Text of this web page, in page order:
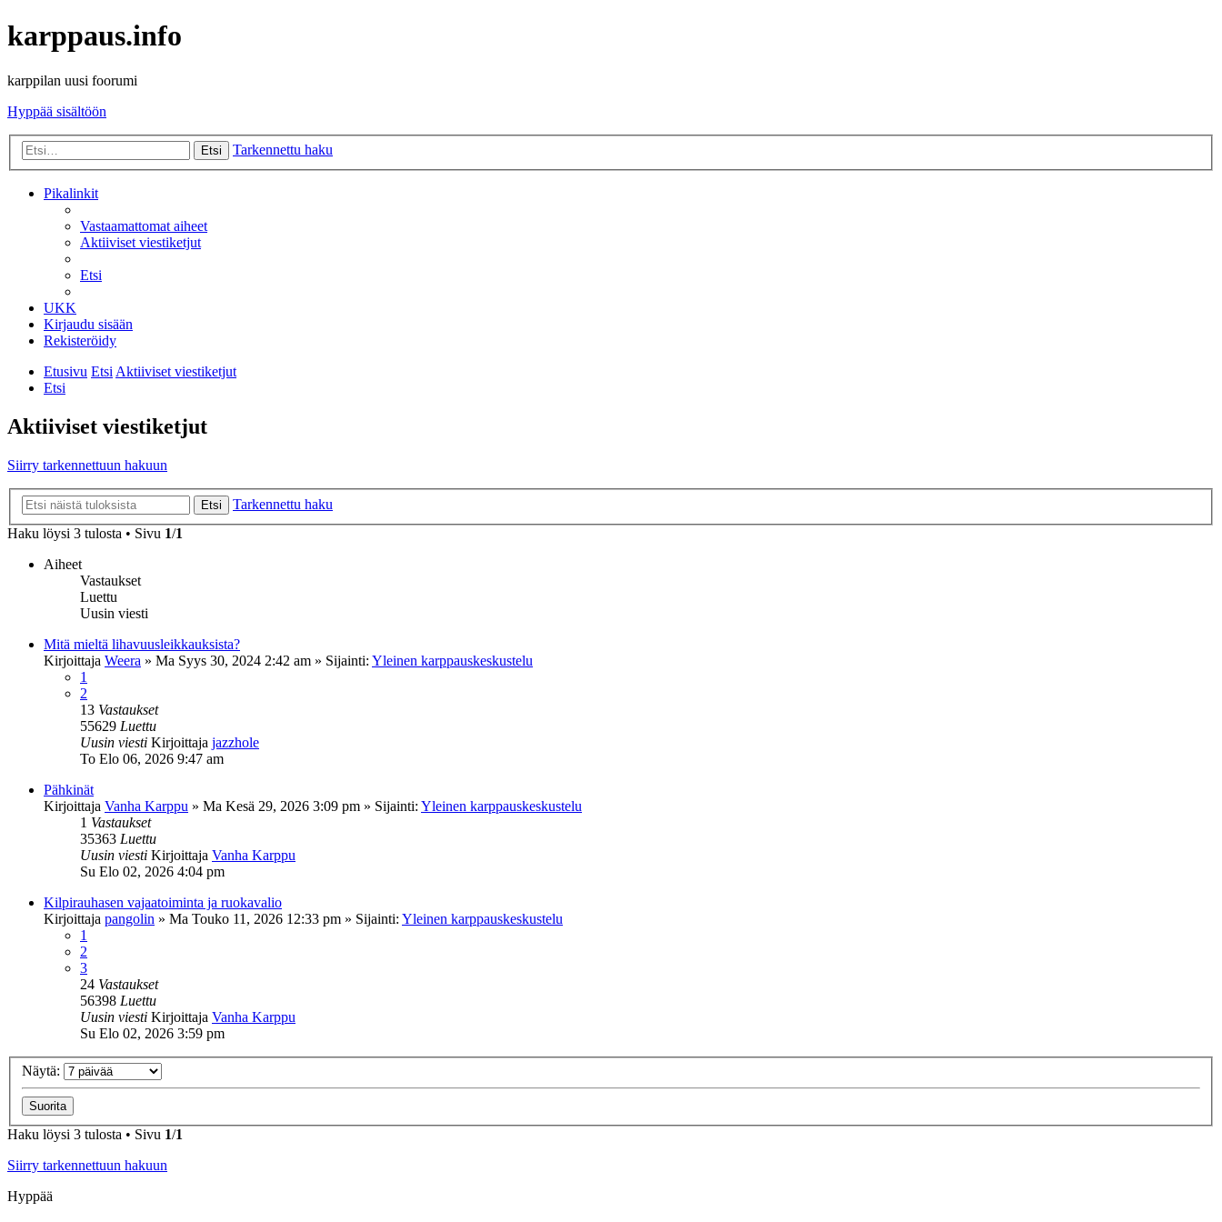
karppaus.info
karppilan uusi foorumi
Hyppää sisältöön
Etsi Tarkennettu haku
Pikalinkit
Vastaamattomat aiheet
Aktiiviset viestiketjut
Etsi
UKK
Kirjaudu sisään
Rekisteröidy
Etusivu EtsiAktiiviset viestiketjut
Etsi
Aktiiviset viestiketjut
Siirry tarkennettuun hakuun
Etsi
Tarkennettu haku
Haku löysi 3 tulosta • Sivu 1/1
Aiheet
Vastaukset
Luettu
Uusin viesti
Mitä mieltä lihavuusleikkauksista?
Kirjoittaja Weera » Ma Syys 30, 2024 2:42 am » Sijainti: Yleinen karppauskeskustelu
1
2
13 Vastaukset
55629 Luettu
Uusin viesti Kirjoittaja jazzhole
To Elo 06, 2026 9:47 am
Pähkinät
Kirjoittaja Vanha Karppu » Ma Kesä 29, 2026 3:09 pm » Sijainti: Yleinen karppauskeskustelu
1 Vastaukset
35363 Luettu
Uusin viesti Kirjoittaja Vanha Karppu
Su Elo 02, 2026 4:04 pm
Kilpirauhasen vajaatoiminta ja ruokavalio
Kirjoittaja pangolin » Ma Touko 11, 2026 12:33 pm » Sijainti: Yleinen karppauskeskustelu
1
2
3
24 Vastaukset
56398 Luettu
Uusin viesti Kirjoittaja Vanha Karppu
Su Elo 02, 2026 3:59 pm
Näytä:
Haku löysi 3 tulosta • Sivu 1/1
Siirry tarkennettuun hakuun
Hyppää